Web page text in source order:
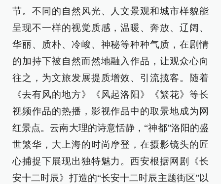
节。不同的自然风光、人文景观和城市样貌能
呈现不一样的视觉质感，温暖、奔放、辽阔、
华丽、质朴、冷峻、神秘等种种气质，在剧情
的加持下被自然而然地融入作品，让观众心向
往之，为文旅发展提质增效、引流揽客。随着
《去有风的地方》《风起洛阳》《繁花》等长
视频作品的热播，影视作品中的取景地成为网
红景点。云南大理的诗意恬静，“神都”洛阳的盛
世繁华，大上海的时尚摩登，在摄影镜头的匠
心捕捉下展现出独特魅力。西安根据网剧《长
安十二时辰》打造的“长安十二时辰主题街区”以